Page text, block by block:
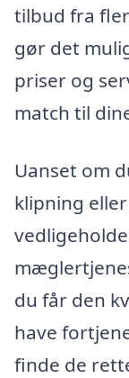
tilbud fra
gør det
priser og
match til
Uanset om
klipning
du får den
have
finde de